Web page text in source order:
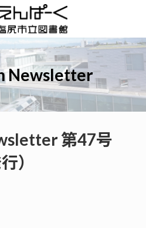
Newsletter
第47号
）